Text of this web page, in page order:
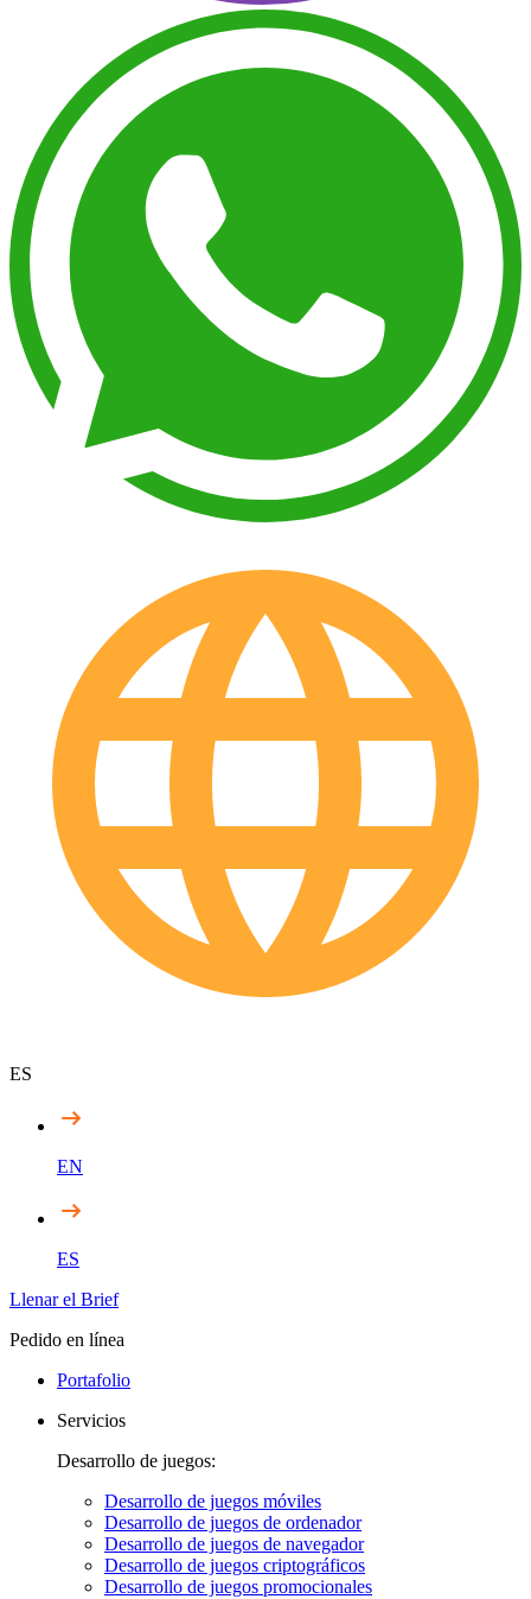
ES
EN
ES
Llenar el Brief
Pedido en línea
Portafolio
Servicios
Desarrollo de juegos:
Desarrollo de juegos móviles
Desarrollo de juegos de ordenador
Desarrollo de juegos de navegador
Desarrollo de juegos criptográficos
Desarrollo de juegos promocionales